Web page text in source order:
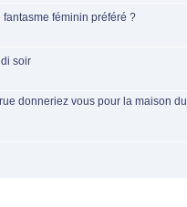
féminin préféré ?
soir
donneriez vous pour la maison du